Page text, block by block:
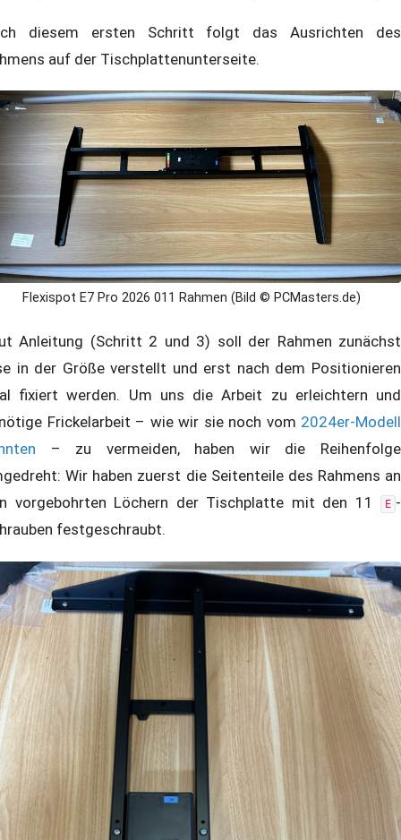
diesem ersten Schritt folgt das Ausrichten des
auf der Tischplattenunterseite.
Flexispot E7 Pro 2026 011 Rahmen (Bild © PCMasters.de)
Anleitung (Schritt 2 und 3) soll der Rahmen zunächst
in der Größe verstellt und erst nach dem Positionieren
fixiert werden. Um uns die Arbeit zu erleichtern und
Frickelarbeit – wie wir sie noch vom 2024er-Modell
– zu vermeiden, haben wir die Reihenfolge
Wir haben zuerst die Seitenteile des Rahmens an
vorgebohrten Löchern der Tischplatte mit den 11
E -
festgeschraubt.